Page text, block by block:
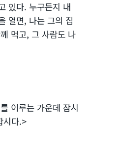
있다. 누구든지 내
열면, 나는 그의 집
먹고, 그 사람도 나
이루는 가운데 잠시
시다.>